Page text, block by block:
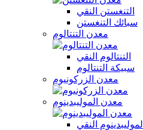
التنغستن النقي
سبائك التنغستن
معدن التنتالوم
التنتالوم النقي
سبيكة التنتالوم
معدن الزركونيوم
معدن الموليبدينوم
الموليبدينوم النقي